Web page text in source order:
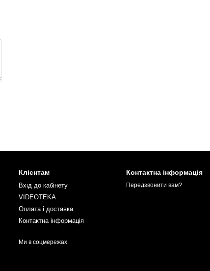
Клієнтам
Вхід до кабінету
VIDEOTEKA
Оплата і доставка
Контактна інформація
Ми в соцмережах
Контактна інформація
Передзвонити вам?